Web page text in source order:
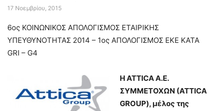
17 Νοεμβρίου, 2015
6oς ΚΟΙΝΩΝΙΚΟΣ ΑΠΟΛΟΓΙΣΜΟΣ ΕΤΑΙΡΙΚΗΣ
ΥΠΕΥΘΥΝΟΤΗΤΑΣ 2014 – 1ος ΑΠΟΛΟΓΙΣΜΟΣ ΕΚΕ ΚΑΤΑ
GRI – G4
Η ΑΤΤΙCA Α.Ε.
ΣΥΜΜΕΤΟΧΩΝ (ATTICA
GROUP), μέλος της